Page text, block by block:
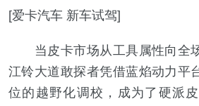
[爱卡汽车 新车试驾]
当皮卡市场从工具属性向全场
江铃大道敢探者凭借蓝焰动力平
位的越野化调校，成为了硬派